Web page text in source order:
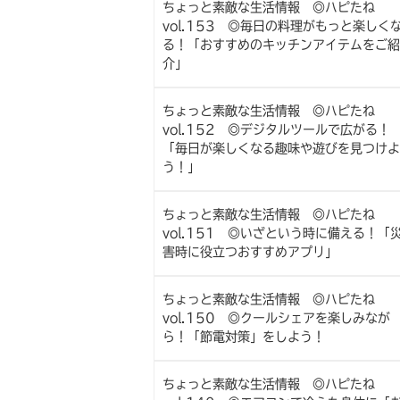
ちょっと素敵な生活情報 ◎ハピたね
vol.153 ◎毎日の料理がもっと楽しく
る！「おすすめのキッチンアイテムをご紹
介」
ちょっと素敵な生活情報 ◎ハピたね
vol.152 ◎デジタルツールで広がる！
「毎日が楽しくなる趣味や遊びを見つけよ
う！」
ちょっと素敵な生活情報 ◎ハピたね
vol.151 ◎いざという時に備える！「
害時に役立つおすすめアプリ」
ちょっと素敵な生活情報 ◎ハピたね
vol.150 ◎クールシェアを楽しみなが
ら！「節電対策」をしよう！
ちょっと素敵な生活情報 ◎ハピたね